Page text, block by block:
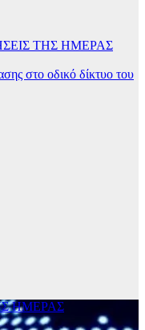
ΤΗΣ ΗΜΕΡΑΣ
στο οδικό δίκτυο του
ΗΜΕΡΑΣ